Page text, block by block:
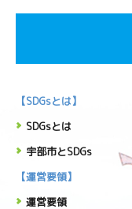
【SDGsとは】
SDGsとは
宇部市とSDGs
【運営要領】
運営要領